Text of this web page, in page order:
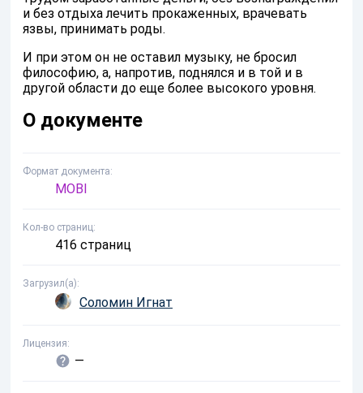
и без отдыха лечить прокаженных, врачевать
язвы, принимать роды.
И при этом он не оставил музыку, не бросил
философию, а, напротив, поднялся и в той и в
другой области до еще более высокого уровня.
О документе
Формат документа
MOBI
Кол-во страниц
416 страниц
Загрузил(а)
Соломин Игнат
Лицензия
—